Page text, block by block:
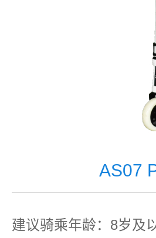
AS07
建议骑乘年龄：8岁及